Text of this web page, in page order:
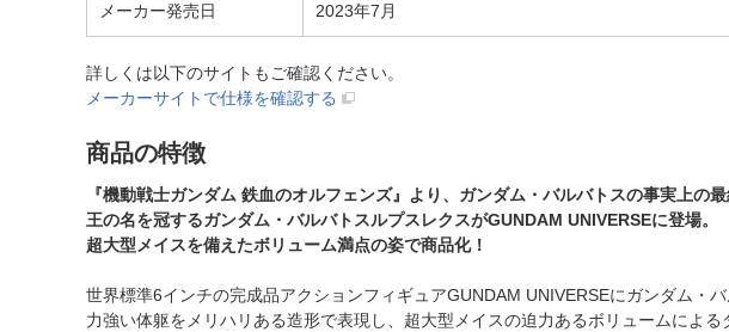
メーカー発売日 2023年7月
詳しくは以下のサイトもご確認ください。
メーカーサイトで仕様を確認する
商品の特徴
『機動戦士ガンダム 鉄血のオルフェンズ』より、ガンダム・バルバトスの事実上の最
王の名を冠するガンダム・バルバトスルプスレクスがGUNDAM UNIVERSEに登場。
超大型メイスを備えたボリューム満点の姿で商品化！
世界標準6インチの完成品アクションフィギュアGUNDAM UNIVERSEにガンダム・バ
力強い体躯をメリハリある造形で表現し、超大型メイスの迫力あるボリュームによる